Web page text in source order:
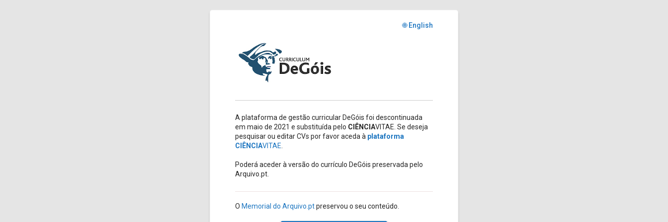
🌐 English
A plataforma de gestão curricular DeGóis foi descontinuada
em maio de 2021 e substituída pelo CIÊNCIAVITAE. Se deseja
pesquisar ou editar CVs por favor aceda à plataforma
CIÊNCIAVITAE
Poderá aceder à versão do currículo DeGóis preservada pelo
Arquivo.pt.
O Memorial do Arquivo.ptpreservou o seu conteúdo.